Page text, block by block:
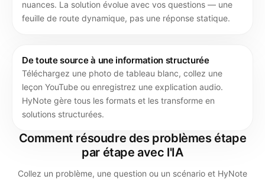
nuances. La solution évolue avec vos questions — une
feuille de route dynamique, pas une réponse statique.
De toute source à une information structurée
Téléchargez une photo de tableau blanc, collez une
leçon YouTube ou enregistrez une explication audio.
HyNote gère tous les formats et les transforme en
solutions structurées.
Comment résoudre des problèmes étape
par étape avec l'IA
Collez un problème, une question ou un scénario et HyNote